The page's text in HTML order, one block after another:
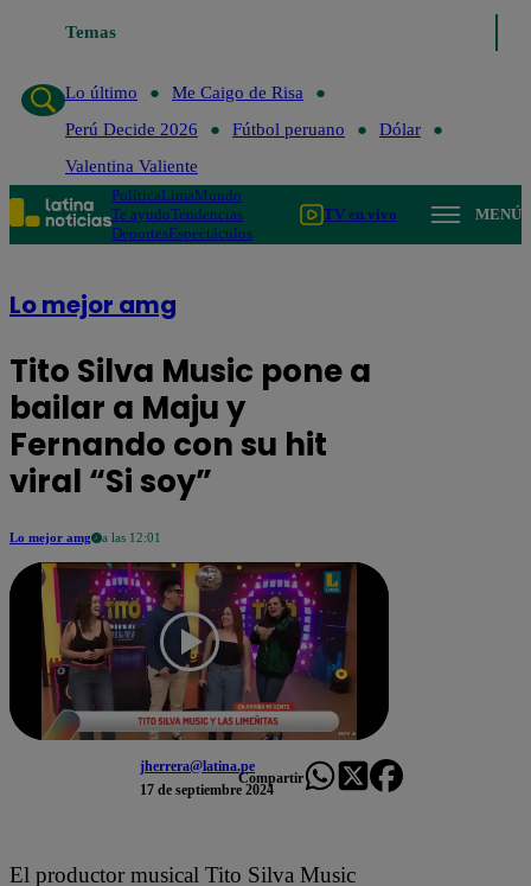
Temas
Lo último
Me Caigo de Risa
Perú Decide 2026
Fútbol peruano
Dólar
Valentina Valiente
PolíticaLimaMundo
Te ayudoTendencias
DeportesEspectáculos
TV en vivo MENÚ
Lo mejor amg
Tito Silva Music pone a
bailar a Maju y
Fernando con su hit
viral “Si soy”
Lo mejor amg a las 12:01
jherrera@latina.pe
17 de septiembre 2024
Compartir
El productor musical Tito Silva Music